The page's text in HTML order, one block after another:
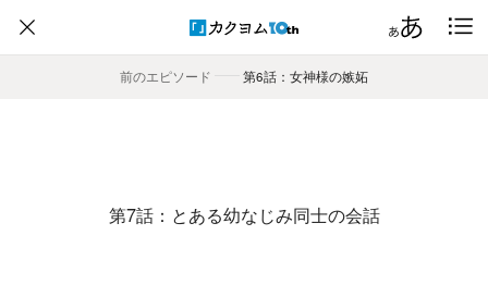
前のエピソード
―― 第6話：女神様の嫉妬
第7話：とある幼なじみ同士の会話